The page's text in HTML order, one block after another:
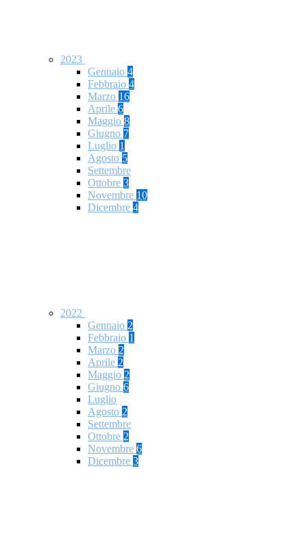
2023
Gennaio 4
Febbraio 4
Marzo 16
Aprile 6
Maggio 8
Giugno 7
Luglio 1
Agosto 5
Settembre
Ottobre 3
Novembre 10
Dicembre 4
2022
Gennaio 2
Febbraio 1
Marzo 2
Aprile 2
Maggio 2
Giugno 6
Luglio
Agosto 2
Settembre
Ottobre 2
Novembre 6
Dicembre 3